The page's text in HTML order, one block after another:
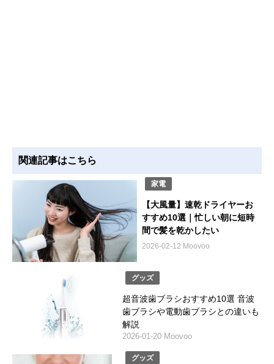
関連記事はこちら
家電
【大風量】速乾ドライヤーお
すすめ10選｜忙しい朝に短時
間で髪を乾かしたい
2026-02-12 Moovoo
グッズ
超音波歯ブラシおすすめ10選 音波
歯ブラシや電動歯ブラシとの違いも
解説
2026-01-20 Moovoo
グッズ